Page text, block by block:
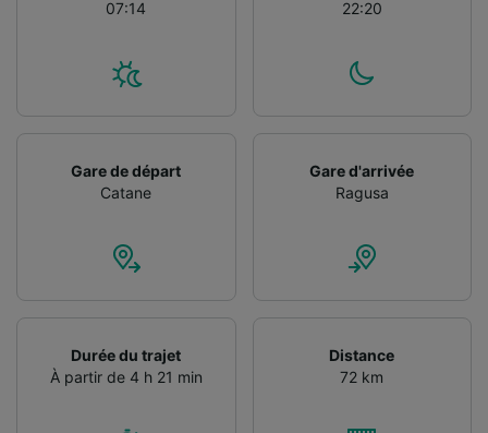
07:14
22:20
Gare de départ
Catane
Gare d'arrivée
Ragusa
Durée du trajet
À partir de 4 h 21 min
Distance
72 km
Utiliser des données de géolocalisation
caractéristiques de l’appareil pour
l’identification. Stocker et/ou accéder à des
études d’audience et développement de
services.